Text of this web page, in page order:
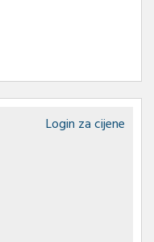
Login za cijene